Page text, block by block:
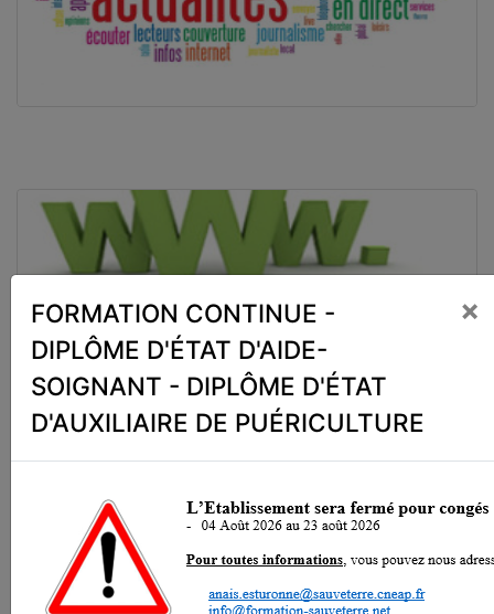
CERTIFICAT QUALIOPI
FORMATION CONTINUE -
DIPLÔME D'ÉTAT D'AIDE-
SOIGNANT - DIPLÔME D'ÉTAT
D'AUXILIAIRE DE PUÉRICULTURE
×